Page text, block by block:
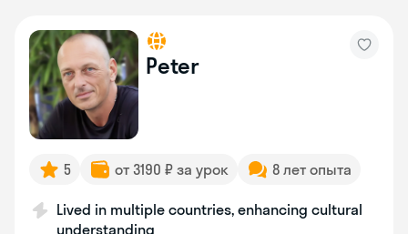
Peter
5 от 3190 ₽ за урок 8 лет опыта
Lived in multiple countries, enhancing cultural
understanding